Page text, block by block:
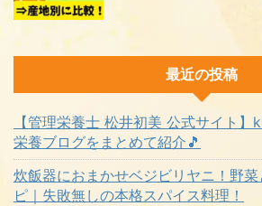
最近の投稿
【管理栄養士 松井初美 公式サイト】
栄養ブログをまとめて紹介🎵
炊飯器におまかせベジビリヤニ！野
ピ｜失敗無しの本格スパイス料理！